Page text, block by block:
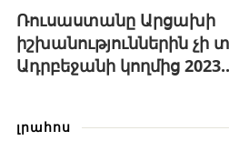
Ռուսաստանը Արցախի
իշխանություններին չի
Ադրբեջանի կողմից
լրահոս